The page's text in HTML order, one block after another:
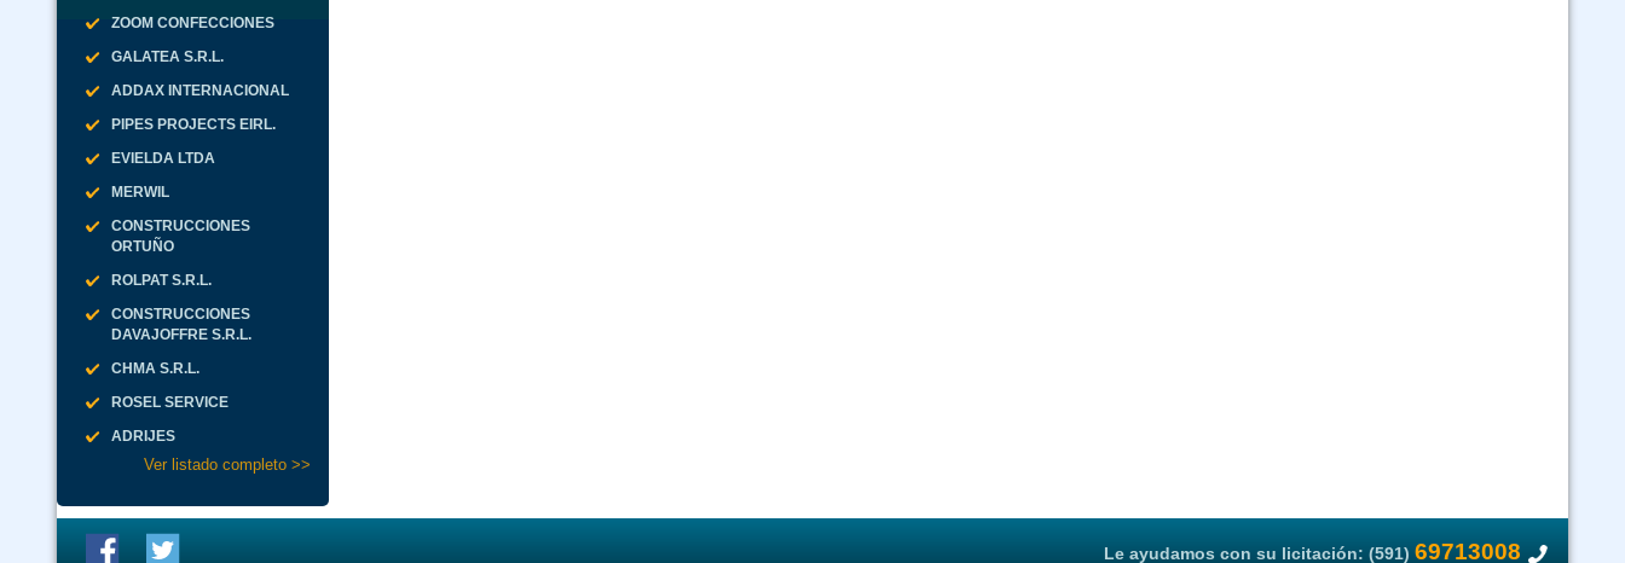
ZOOM CONFECCIONES
GALATEA S.R.L.
ADDAX INTERNACIONAL
PIPES PROJECTS EIRL.
EVIELDA LTDA
MERWIL
CONSTRUCCIONES
ORTUÑO
ROLPAT S.R.L.
CONSTRUCCIONES
DAVAJOFFRE S.R.L.
CHMA S.R.L.
ROSEL SERVICE
ADRIJES
Ver listado completo >>
Le ayudamos con su licitación: (591) 69713008